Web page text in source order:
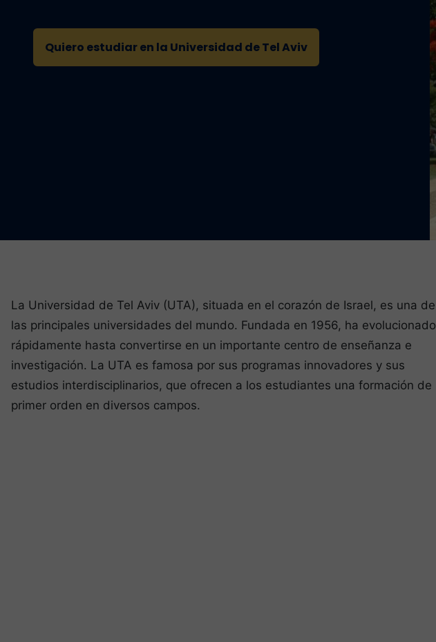
Quiero estudiar en la Universidad de Tel Aviv
La Universidad de Tel Aviv (UTA), situada en el corazón de Israel, es una de
las principales universidades del mundo. Fundada en 1956, ha evolucionado
rápidamente hasta convertirse en un importante centro de enseñanza e
investigación. La UTA es famosa por sus programas innovadores y sus
estudios interdisciplinarios, que ofrecen a los estudiantes una formación de
primer orden en diversos campos.